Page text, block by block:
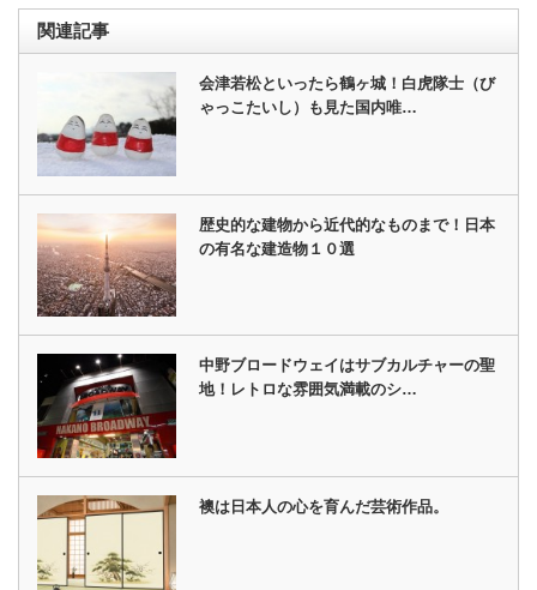
関連記事
会津若松といったら鶴ヶ城！白虎隊士（び
ゃっこたいし）も見た国内唯…
歴史的な建物から近代的なものまで！日本
の有名な建造物１０選
中野ブロードウェイはサブカルチャーの聖
地！レトロな雰囲気満載のシ…
襖は日本人の心を育んだ芸術作品。